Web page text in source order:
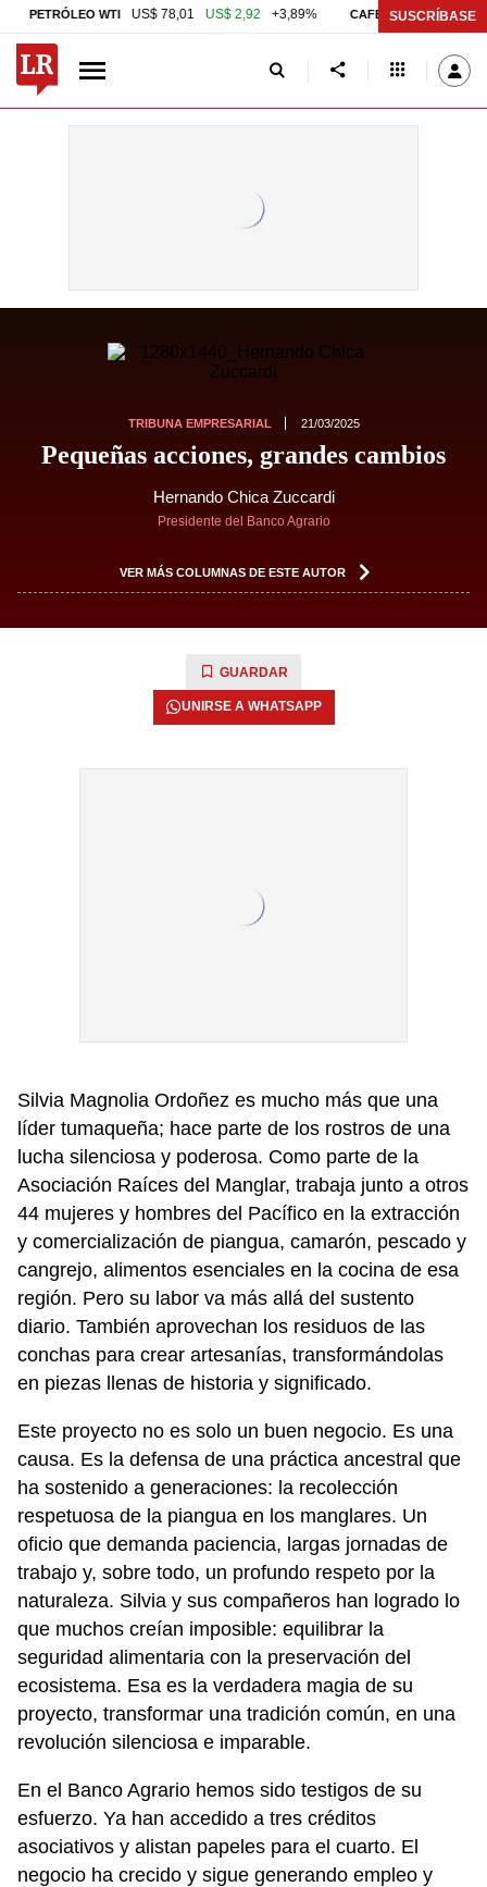
WTI US$ 78,01 US$ 2,92 +3,89% CAFÉ COLOMBIAN MILDS
SUSCRÍBASE
TRIBUNA EMPRESARIAL 21/03/2025
Pequeñas acciones, grandes cambios
Hernando Chica Zuccardi
Presidente del Banco Agrario
VER MÁS COLUMNAS DE ESTE AUTOR
GUARDAR
UNIRSE A WHATSAPP
Silvia Magnolia Ordoñez es mucho más que una
líder tumaqueña; hace parte de los rostros de una
lucha silenciosa y poderosa. Como parte de la
Asociación Raíces del Manglar, trabaja junto a otros
44 mujeres y hombres del Pacífico en la extracción
y comercialización de piangua, camarón, pescado y
cangrejo, alimentos esenciales en la cocina de esa
región. Pero su labor va más allá del sustento
diario. También aprovechan los residuos de las
conchas para crear artesanías, transformándolas
en piezas llenas de historia y significado.
Este proyecto no es solo un buen negocio. Es una
causa. Es la defensa de una práctica ancestral que
ha sostenido a generaciones: la recolección
respetuosa de la piangua en los manglares. Un
oficio que demanda paciencia, largas jornadas de
trabajo y, sobre todo, un profundo respeto por la
naturaleza. Silvia y sus compañeros han logrado lo
que muchos creían imposible: equilibrar la
seguridad alimentaria con la preservación del
ecosistema. Esa es la verdadera magia de su
proyecto, transformar una tradición común, en una
revolución silenciosa e imparable.
En el Banco Agrario hemos sido testigos de su
esfuerzo. Ya han accedido a tres créditos
asociativos y alistan papeles para el cuarto. El
negocio ha crecido y sigue generando empleo y